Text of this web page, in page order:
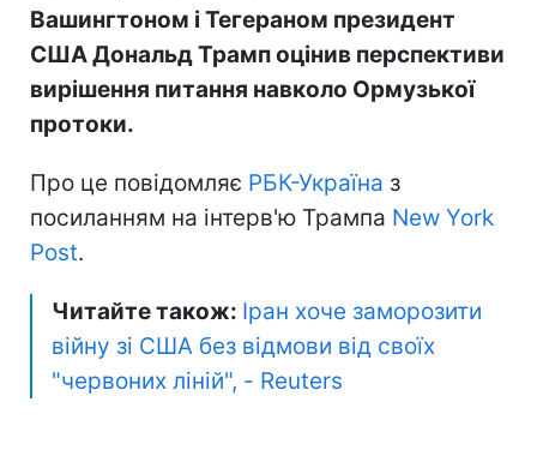
Вашингтоном і Тегераном президент
США Дональд Трамп оцінив перспективи
вирішення питання навколо Ормузької
протоки.
Про це повідомляє РБК-Україна з
посиланням на інтерв'ю Трампа New York
Post.
Читайте також: Іран хоче заморозити
війну зі США без відмови від своїх
"червоних ліній", - Reuters